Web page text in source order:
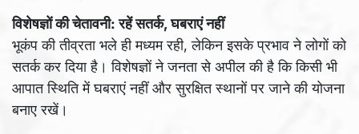
विशेषज्ञों की चेतावनी: रहें सतर्क, घबराएं नहीं
भूकंप की तीव्रता भले ही मध्यम रही, लेकिन इसके प्रभाव ने लोगों को
सतर्क कर दिया है। विशेषज्ञों ने जनता से अपील की है कि किसी भी
आपात स्थिति में घबराएं नहीं और सुरक्षित स्थानों पर जाने की योजना
बनाए रखें।